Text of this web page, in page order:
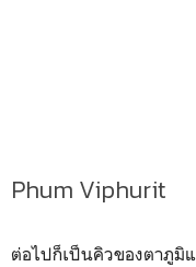
Phum Viphurit
ต่อไปก็เป็นคิวของตาภูมิ